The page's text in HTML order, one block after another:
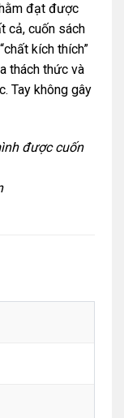
đạt được
cả, cuốn sách
kích thích”
thách thức và
Tay không gây
được cuốn